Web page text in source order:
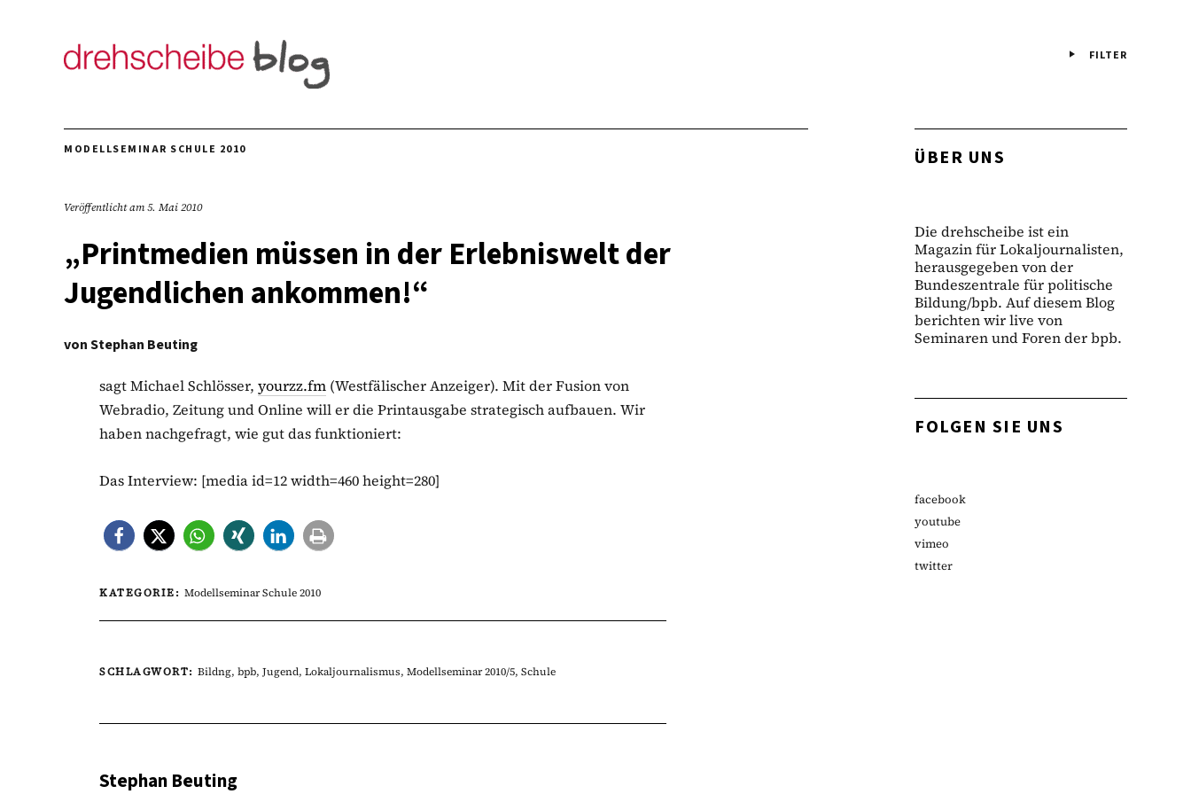
FILTER
MODELLSEMINAR SCHULE 2010
Veröffentlicht am5. Mai 2010
„Printmedien müssen in der Erlebniswelt der
Jugendlichen ankommen!“
vonStephan Beuting
sagt Michael Schlösser, yourzz.fm (Westfälischer Anzeiger). Mit der Fusion von
Webradio, Zeitung und Online will er die Printausgabe strategisch aufbauen. Wir
haben nachgefragt, wie gut das funktioniert:
Das Interview: [media id=12 width=460 height=280]
KATEGORIE: Modellseminar Schule 2010
SCHLAGWORT: Bildng, bpb, Jugend, Lokaljournalismus, Modellseminar 2010/5, Schule
Stephan Beuting
ÜBER UNS
Die drehscheibe ist ein
Magazin für Lokaljournalisten,
herausgegeben von der
Bundeszentrale für politische
Bildung/bpb. Auf diesem Blog
berichten wir live von
Seminaren und Foren der bpb.
FOLGEN SIE UNS
facebook
youtube
vimeo
twitter